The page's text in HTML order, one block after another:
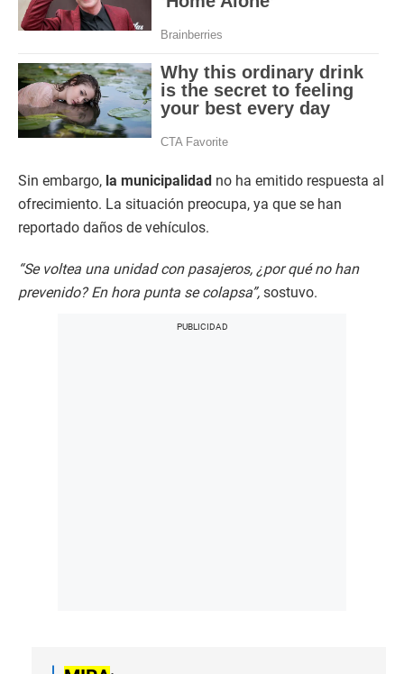
Sin embargo, la municipalidad no ha emitido respuesta al
ofrecimiento. La situación preocupa, ya que se han
reportado daños de vehículos.
“Se voltea una unidad con pasajeros, ¿por qué no han
prevenido? En hora punta se colapsa”, sostuvo.